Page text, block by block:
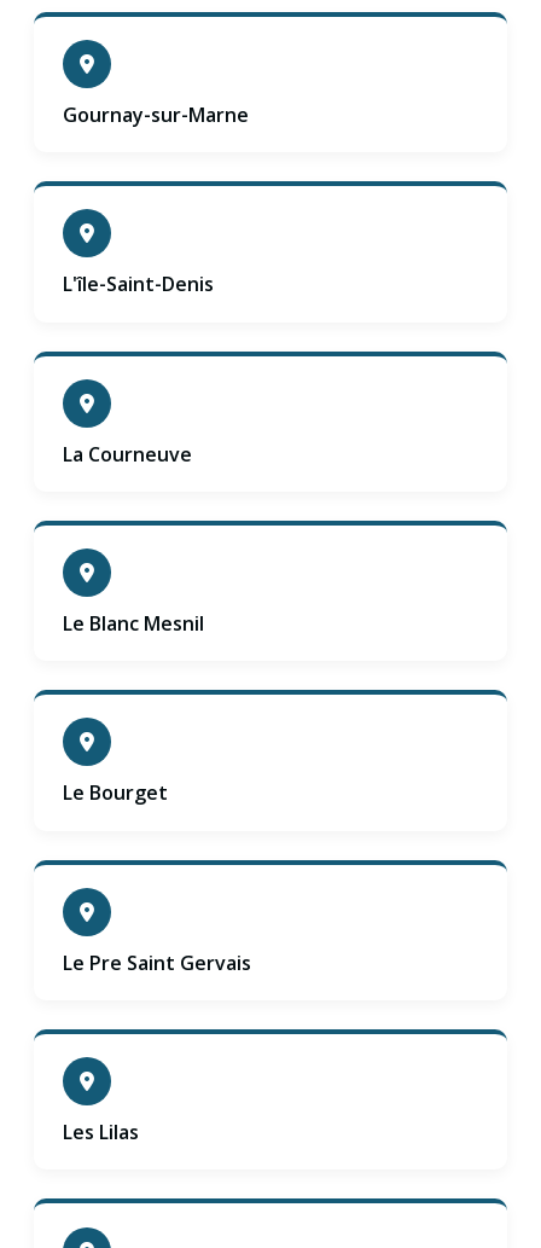
Gournay-sur-Marne
L'île-Saint-Denis
La Courneuve
Le Blanc Mesnil
Le Bourget
Le Pre Saint Gervais
Les Lilas